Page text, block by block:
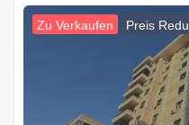
Zu Verkaufen Preis